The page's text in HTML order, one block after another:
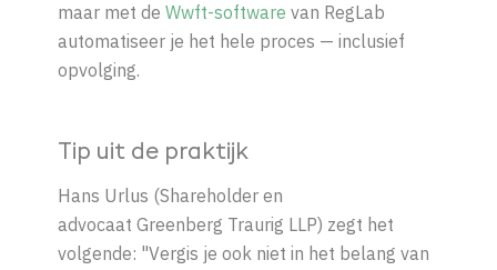
maar met de Wwft-software van RegLab
automatiseer je het hele proces — inclusief
opvolging.
Tip uit de praktijk
Hans Urlus (Shareholder en
advocaat Greenberg Traurig LLP) zegt het
volgende: "Vergis je ook niet in het belang van